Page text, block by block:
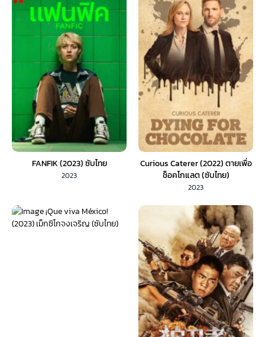
FANFIK (2023) ซับไทย
2023
Curious Caterer (2022) ตายเพื่อ
ช็อคโกแลต (ซับไทย)
2023